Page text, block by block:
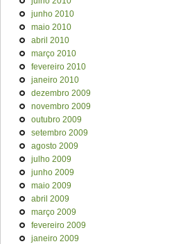
junho 2010
maio 2010
abril 2010
março 2010
fevereiro 2010
janeiro 2010
dezembro 2009
novembro 2009
outubro 2009
setembro 2009
agosto 2009
julho 2009
junho 2009
maio 2009
abril 2009
março 2009
fevereiro 2009
janeiro 2009